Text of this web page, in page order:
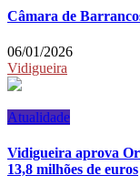
Câmara de
06/01/2026
Vidigueira
Atualidade
Vidigueira aprova
13,8 milhões de euros